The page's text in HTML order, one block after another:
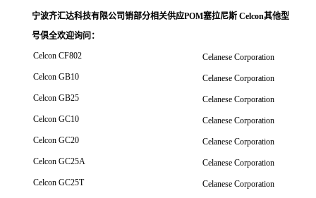
宁波齐汇达科技有限公司销部分相关供应POM塞拉尼斯 Celcon其他型
号俱全欢迎询问 ：
Celcon CF802
Celanese Corporation
Celcon GB10
Celanese Corporation
Celcon GB25
Celanese Corporation
Celcon GC10
Celanese Corporation
Celcon GC20
Celanese Corporation
Celcon GC25A
Celanese Corporation
Celcon GC25T
Celanese Corporation